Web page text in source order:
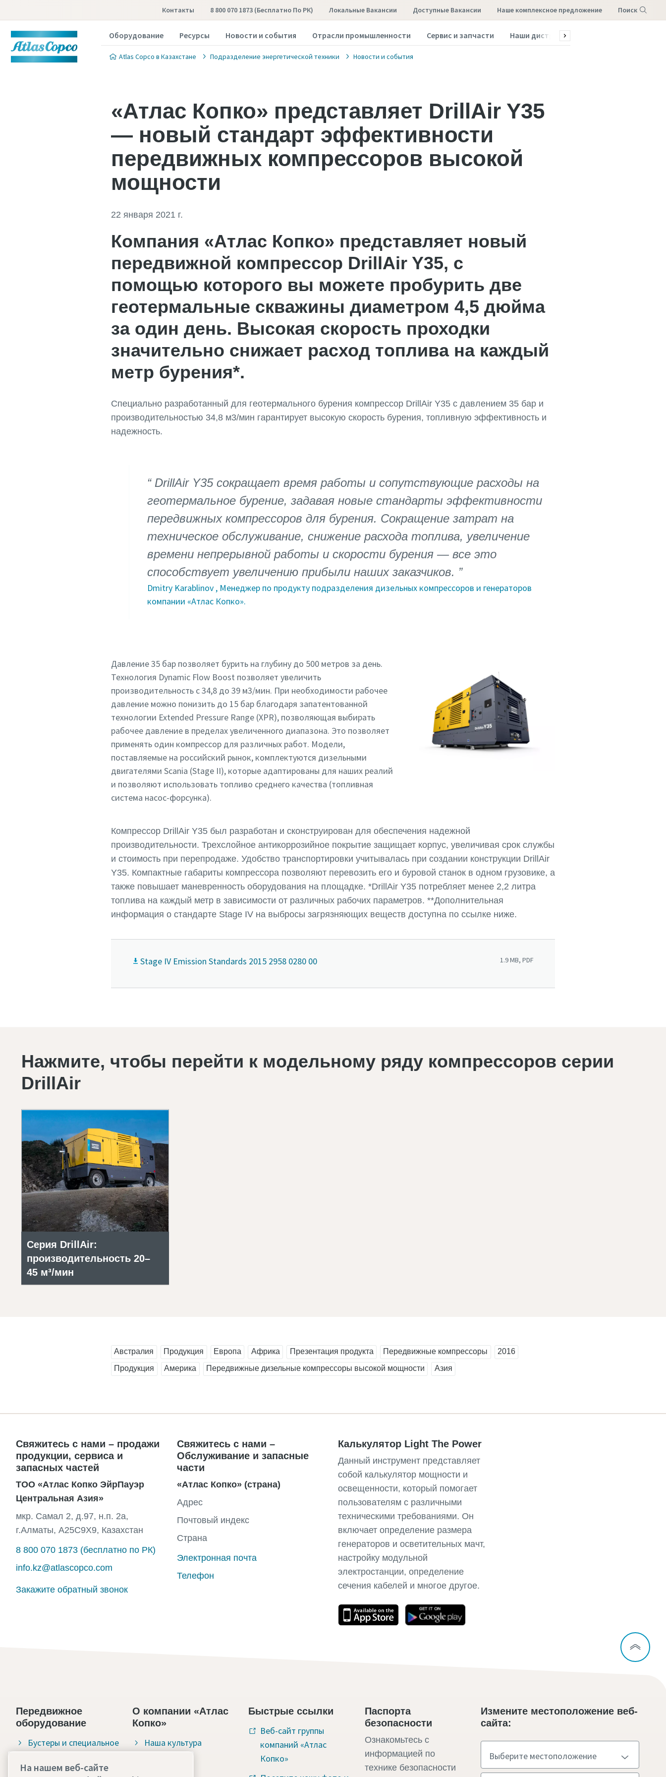
Контакты 8 800 070 1873 (бесплатно По РК) Локальные Вакансии Доступные Вакансии наше комплексное предложение Поиск
Оборудование Ресурсы Новости и события Отрасли промышленности Сервис и запчасти Наши дистрибьюторы
Atlas Copco в Казахстане Подразделение энергетической техники Новости и события
«Атлас Копко» представляет DrillAir Y35
— новый стандарт эффективности
передвижных компрессоров высокой
мощности
22 января 2021 г.
Компания «Атлас Копко» представляет новый
передвижной компрессор DrillAir Y35, с
помощью которого вы можете пробурить две
геотермальные скважины диаметром 4,5 дюйма
за один день. Высокая скорость проходки
значительно снижает расход топлива на каждый
метр бурения*.
Специально разработанный для геотермального бурения компрессор DrillAir Y35 с давлением 35 бар и
производительностью 34,8 м3/мин гарантирует высокую скорость бурения, топливную эффективность и
надежность.
DrillAir Y35 сокращает время работы и сопутствующие расходы на
геотермальное бурение, задавая новые стандарты эффективности
передвижных компрессоров для бурения. Сокращение затрат на
техническое обслуживание, снижение расхода топлива, увеличение
времени непрерывной работы и скорости бурения — все это
способствует увеличению прибыли наших заказчиков.
Dmitry Karablinov , Менеджер по продукту подразделения дизельных компрессоров и генераторов
компании «Атлас Копко».
Давление 35 бар позволяет бурить на глубину до 500 метров за день.
Технология Dynamic Flow Boost позволяет увеличить
производительность с 34,8 до 39 м3/мин. При необходимости рабочее
давление можно понизить до 15 бар благодаря запатентованной
технологии Extended Pressure Range (XPR), позволяющая выбирать
рабочее давление в пределах увеличенного диапазона. Это позволяет
применять один компрессор для различных работ. Модели,
поставляемые на российский рынок, комплектуются дизельными
двигателями Scania (Stage II), которые адаптированы для наших реалий
и позволяют использовать топливо среднего качества (топливная
система насос-форсунка).
Компрессор DrillAir Y35 был разработан и сконструирован для обеспечения надежной
производительности. Трехслойное антикоррозийное покрытие защищает корпус, увеличивая срок службы
и стоимость при перепродаже. Удобство транспортировки учитывалась при создании конструкции DrillAir
Y35. Компактные габариты компрессора позволяют перевозить его и буровой станок в одном грузовике, а
также повышает маневренность оборудования на площадке. *DrillAir Y35 потребляет менее 2,2 литра
топлива на каждый метр в зависимости от различных рабочих параметров. **Дополнительная
информация о стандарте Stage IV на выбросы загрязняющих веществ доступна по ссылке ниже.
Stage IV Emission Standards 2015 2958 0280 00 1.9 MB, PDF
Нажмите, чтобы перейти к модельному ряду компрессоров серии
DrillAir
Серия DrillAir:
производительность 20–
45 м³/мин
Австралия Продукция Европа Африка Презентация продукта Передвижные компрессоры
2016
Продукция
Америка Передвижные дизельные компрессоры высокой мощности Азия
Свяжитесь с нами – продажи
продукции, сервиса и
запасных частей
ТОО «Атлас Копко ЭйрПауэр
Центральная Азия»
мкр. Самал 2, д.97, н.п. 2а,
г.Алматы, A25C9X9, Казахстан
8 800 070 1873 (бесплатно по РК)
info.kz@atlascopco.com
Закажите обратный звонок
Свяжитесь с нами –
Обслуживание и запасные
части
«Атлас Копко» (страна)
Адрес
Почтовый индекс
Страна
Электронная почта
Телефон
Калькулятор Light The Power
Данный инструмент представляет
собой калькулятор мощности и
освещенности, который помогает
пользователям с различными
техническими требованиями. Он
включает определение размера
генераторов и осветительных мачт,
настройку модульной
электростанции, определение
сечения кабелей и многое другое.
Передвижное
оборудование
Бустеры и специальное
О компании «Атлас
Копко»
Наша культура
Быстрые ссылки
Веб-сайт группы
компаний «Атлас
Копко»
Паспорта
безопасности
Ознакомьтесь с
информацией по
технике безопасности
Измените местоположение веб-
сайта:
На нашем веб-сайте